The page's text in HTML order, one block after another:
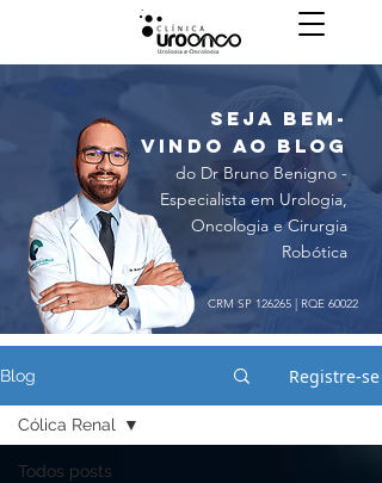
seja bem-
vindo ao blog
do Dr Bruno Benigno -
Especialista em Urologia,
Oncologia e Cirurgia
Robótica
CRM SP 126265 | RQE 60022
Blog Registre-se
Todos posts
Cólica Renal